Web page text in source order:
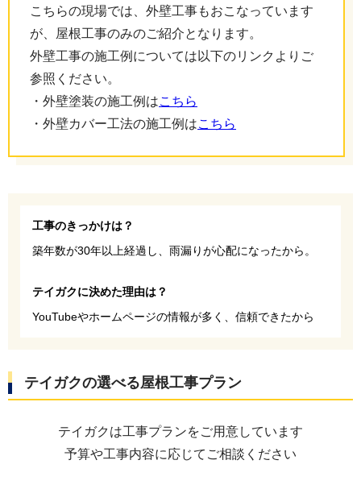
こちらの現場では、外壁工事もおこなっています
が、屋根工事のみのご紹介となります。
外壁工事の施工例については以下のリンクよりご
参照ください。
・外壁塗装の施工例はこちら
・外壁カバー工法の施工例はこちら
工事のきっかけは？
築年数が30年以上経過し、雨漏りが心配になったから。
テイガクに決めた理由は？
YouTubeやホームページの情報が多く、信頼できたから
テイガクの選べる屋根工事プラン
テイガクは工事プランをご用意しています
予算や工事内容に応じてご相談ください